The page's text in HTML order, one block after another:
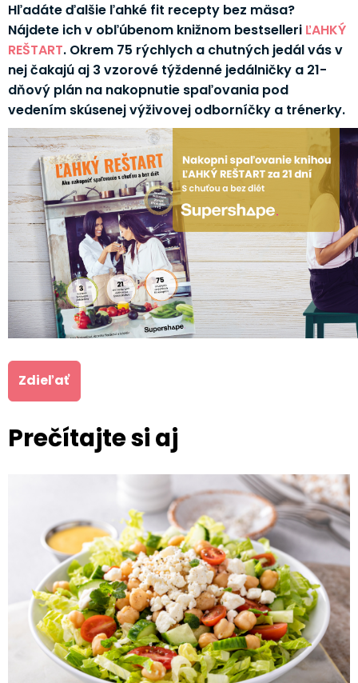
Hľadáte ďalšie ľahké fit recepty bez mäsa?
Nájdete ich v obľúbenom knižnom bestselleri ĽAHKÝ
REŠTART. Okrem 75 rýchlych a chutných jedál vás v
nej čakajú aj 3 vzorové týždenné jedálničky a 21-
dňový plán na nakopnutie spaľovania pod
vedením skúsenej výživovej odborníčky a trénerky.
Zdieľať
Prečítajte si aj